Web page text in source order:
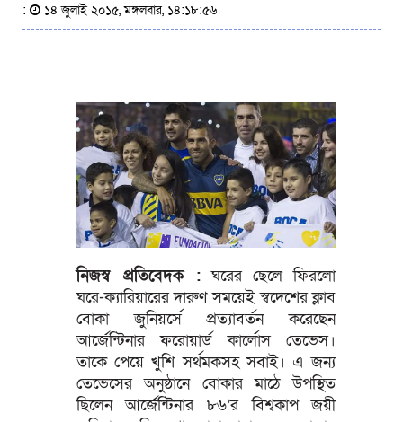
: ১৪ জুলাই ২০১৫, মঙ্গলবার, ১৪:১৮:৫৬
নিজস্ব প্রতিবেদক :ঘরের ছেলে ফিরলো
ঘরে-ক্যারিয়ারের দারুণ সময়েই স্বদেশের ক্লাব
বোকা জুনিয়র্সে প্রত্যাবর্তন করেছেন
আর্জেন্টিনার ফরোয়ার্ড কার্লোস তেভেস।
তাকে পেয়ে খুশি সর্থমকসহ সবাই। এ জন্য
তেভেসের অনুষ্ঠানে বোকার মাঠে উপস্থিত
ছিলেন আর্জেন্টিনার ৮৬’র বিশ্বকাপ জয়ী